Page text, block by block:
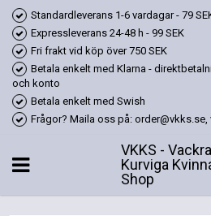
Standardleverans 1-6 vardagar - 79
Expressleverans 24-48 h - 99 SEK
Fri frakt vid köp över 750 SEK
Betala enkelt med Klarna -
och konto
Betala enkelt med Swish
Frågor? Maila oss på: order@vkks.se,
VKKS - Vackra
Kurviga
Shop